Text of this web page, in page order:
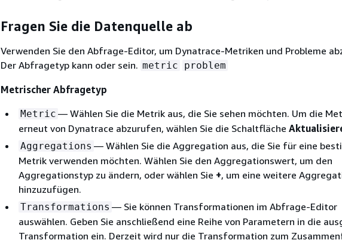
Fragen Sie die Datenquelle ab
Verwenden Sie den Abfrage-Editor, um Dynatrace-Metriken und Probleme
Der Abfragetyp kann oder sein. metric problem
Metrischer Abfragetyp
Metric — Wählen Sie die Metrik aus, die Sie sehen möchten. Um die
erneut von Dynatrace abzurufen, wählen Sie die Schaltfläche
Aggregations — Wählen Sie die Aggregation aus, die Sie für eine
Metrik verwenden möchten. Wählen Sie den Aggregationswert, um den
Aggregationstyp zu ändern, oder wählen Sie +, um eine weitere
hinzuzufügen.
Transformations — Sie können Transformationen im Abfrage-Editor
auswählen. Geben Sie anschließend eine Reihe von Parametern in die
Transformation ein. Derzeit wird nur die Transformation zum